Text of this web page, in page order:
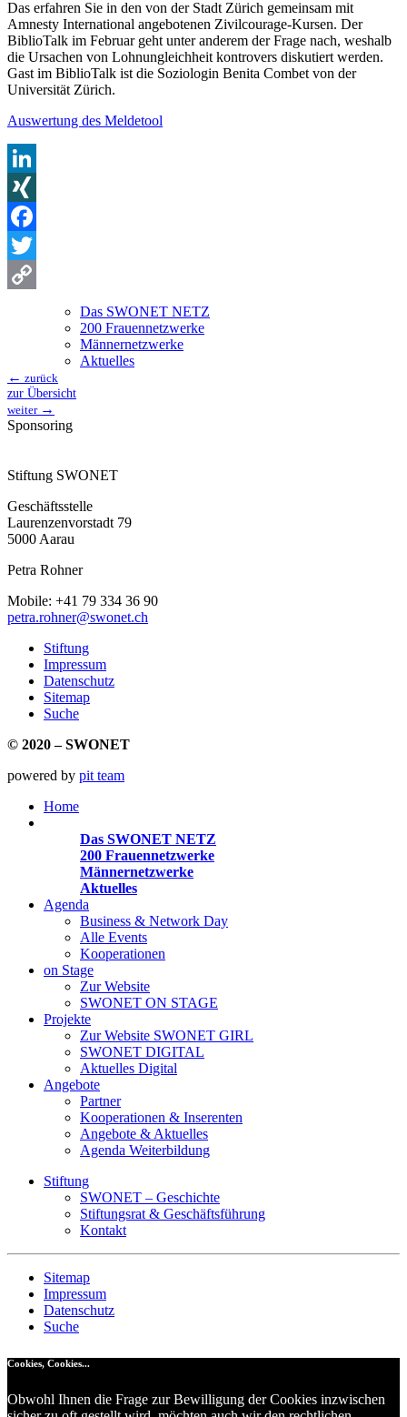
Das erfahren Sie in den von der Stadt Zürich gemeinsam mit
Amnesty International angebotenen Zivilcourage-Kursen. Der
BiblioTalk im Februar geht unter anderem der Frage nach, weshalb
die Ursachen von Lohnungleichheit kontrovers diskutiert werden.
Gast im BiblioTalk ist die Soziologin Benita Combet von der
Universität Zürich.
Auswertung des Meldetool
LinkedIn
XING
Facebook
Twitter
Das SWONET NETZ
200 Frauen­netzwerke
Männernetzwerke
Aktuelles
← zurück
zur Übersicht
weiter →
Sponsoring
Stiftung SWONET
Geschäftsstelle
Laurenzenvorstadt 79
5000 Aarau
Petra Rohner
Mobile: +41 79 334 36 90
petra.rohner@swonet.ch
Stiftung
Impressum
Datenschutz
Sitemap
Suche
© 2020 – SWONET
powered by pit team
Home
Das SWONET NETZ
200 Frauen­netzwerke
Männernetzwerke
Aktuelles
Agenda
Business & Network Day
Alle Events
Kooperationen
on Stage
Zur Website
SWONET ON STAGE
Projekte
Zur Website SWONET GIRL
SWONET DIGITAL
Aktuelles Digital
Angebote
Partner
Kooperationen & Inserenten
Angebote & Aktuelles
Agenda Weiterbildung
Stiftung
SWONET – Geschichte
Stiftungsrat & Geschäftsführung
Kontakt
Sitemap
Impressum
Datenschutz
Suche
Cookies, Cookies...
Obwohl Ihnen die Frage zur Bewilligung der Cookies inzwischen